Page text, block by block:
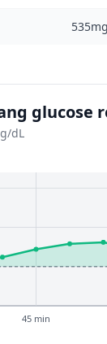
535mg
glucose
dL
45 min